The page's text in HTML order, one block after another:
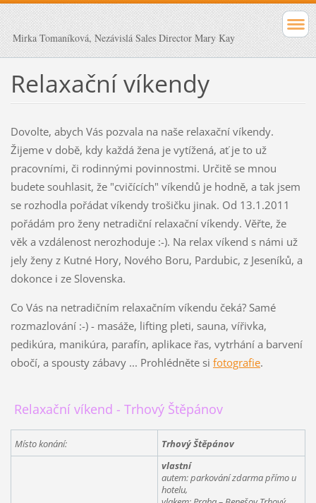
Mirka Tomaníková, Nezávislá Sales Director Mary Kay
Relaxační víkendy
Dovolte, abych Vás pozvala na naše relaxační víkendy.
Žijeme v době, kdy každá žena je vytížená, ať je to už
pracovními, či rodinnými povinnostmi. Určitě se mnou
budete souhlasit, že "cvičících" víkendů je hodně, a tak jsem
se rozhodla pořádat víkendy trošičku jinak. Od 13.1.2011
pořádám pro ženy netradiční relaxační víkendy. Věřte, že
věk a vzdálenost nerozhoduje :-). Na relax víkend s námi už
jely ženy z Kutné Hory, Nového Boru, Pardubic, z Jeseníků, a
dokonce i ze Slovenska.
Co Vás na netradičním relaxačním víkendu čeká? Samé
rozmazlování :-) - masáže, lifting pleti, sauna, vířivka,
pedikúra, manikúra, parafín, aplikace řas, vytrhání a barvení
obočí, a spousty zábavy ... Prohlédněte si fotografie.
Relaxační víkend - Trhový Štěpánov
Místo konání: Trhový Štěpánov
vlastní
autem: parkování zdarma přímo u
hotelu,